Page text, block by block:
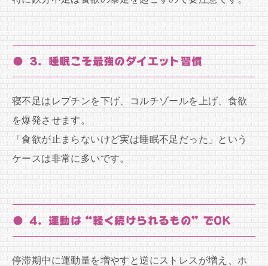
● 3. 睡眠こそ最強のダイエット習慣
寝不足はレプチンを下げ、コルチゾールを上げ、食欲
を爆発させます。
「食欲が止まらないけど実は睡眠不足だった」という
ケースは非常に多いです。
● 4. 運動は“軽く続けられるもの”でOK
停滞期中に運動量を増やすと逆にストレスが増え、ホ